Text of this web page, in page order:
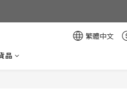
繁體中文
品